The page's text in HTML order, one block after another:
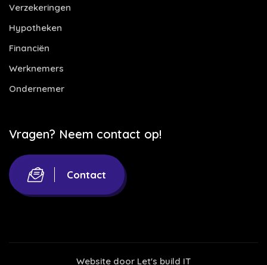
Verzekeringen
Hypotheken
Financiën
Werknemers
Ondernemer
Vragen? Neem contact op!
Contact
Website door Let's build IT